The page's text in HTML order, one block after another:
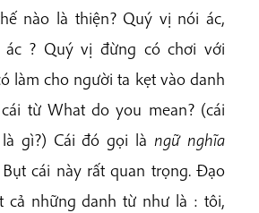
nào là thiện? Quý vị nói ác,
? Quý vị đừng có chơi với
làm cho người ta kẹt vào danh
từ What do you mean? (cái
gì?) Cái đó gọi làngữ nghĩa
cái này rất quan trọng. Đạo
cả những danh từ như là : tôi,